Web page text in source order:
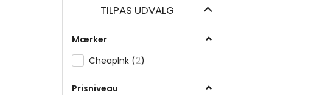
TILPAS UDVALG
Mærker
CheapInk (2)
Prisniveau